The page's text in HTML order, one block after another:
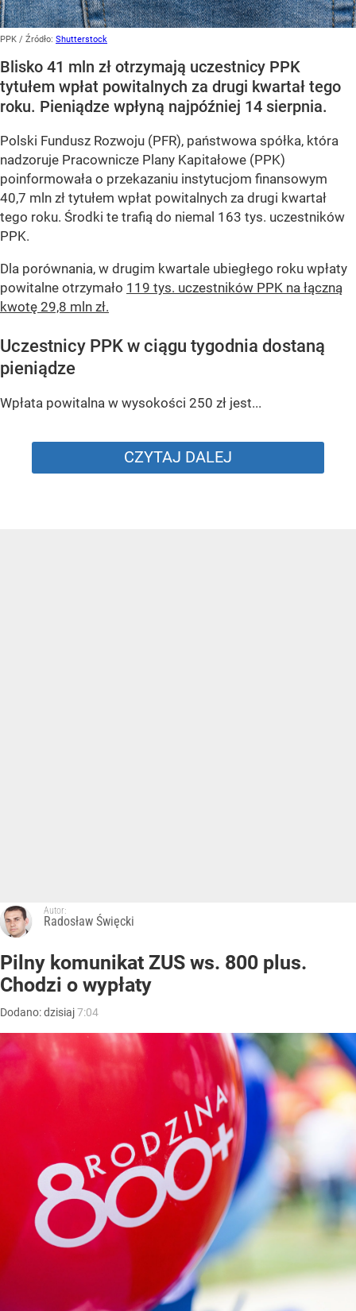
PPK / Źródło: Shutterstock
Blisko 41 mln zł otrzymają uczestnicy PPK
tytułem wpłat powitalnych za drugi kwartał tego
roku. Pieniądze wpłyną najpóźniej 14 sierpnia.
Polski Fundusz Rozwoju (PFR), państwowa spółka, która
nadzoruje Pracownicze Plany Kapitałowe (PPK)
poinformowała o przekazaniu instytucjom finansowym
40,7 mln zł tytułem wpłat powitalnych za drugi kwartał
tego roku. Środki te trafią do niemal 163 tys. uczestników
PPK.
Dla porównania, w drugim kwartale ubiegłego roku wpłaty
powitalne otrzymało 119 tys. uczestników PPK na łączną
kwotę 29,8 mln zł.
Uczestnicy PPK w ciągu tygodnia dostaną
pieniądze
Wpłata powitalna w wysokości 250 zł jest...
CZYTAJ DALEJ
Autor:
Radosław Święcki
Pilny komunikat ZUS ws. 800 plus.
Chodzi o wypłaty
Dodano:dzisiaj7:04